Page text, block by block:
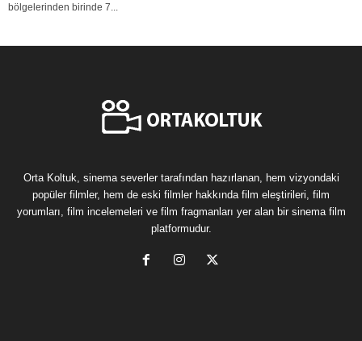
bölgelerinden birinde 7...
Orta Koltuk, sinema severler tarafından hazırlanan, hem vizyondaki
popüler filmler, hem de eski filmler hakkında film eleştirileri, film
yorumları, film incelemeleri ve film fragmanları yer alan bir sinema film
platformudur.